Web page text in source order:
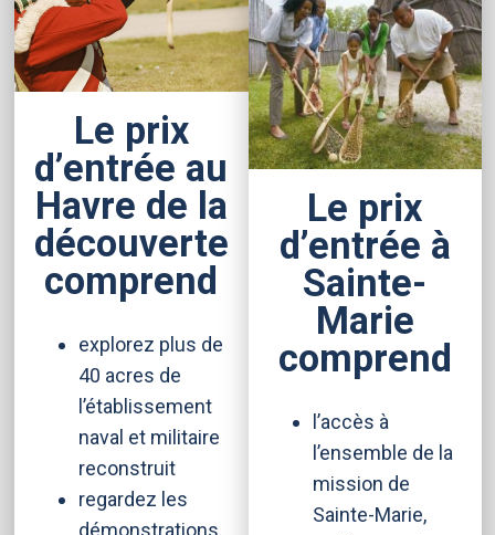
Le prix
d’entrée au
Havre de la
découverte
comprend
explorez plus de
40 acres de
l’établissement
naval et militaire
reconstruit
regardez les
démonstrations
Le prix
d’entrée à
Sainte-
Marie
comprend
l’accès à
l’ensemble de la
mission de
Sainte-Marie,